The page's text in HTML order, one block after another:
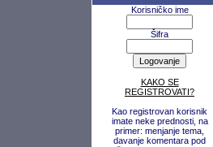
Korisničko ime
Šifra
KAKO SE
REGISTROVATI?
Kao registrovan korisnik
imate neke prednosti, na
primer: menjanje tema,
davanje komentara pod